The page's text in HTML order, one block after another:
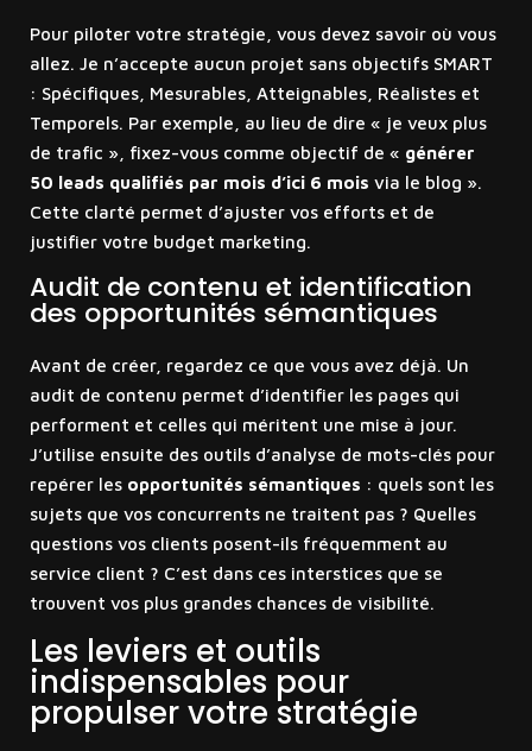
Pour piloter votre stratégie, vous devez savoir où vous
allez. Je n’accepte aucun projet sans objectifs SMART
: Spécifiques, Mesurables, Atteignables, Réalistes et
Temporels. Par exemple, au lieu de dire « je veux plus
de trafic », fixez-vous comme objectif de « générer
50 leads qualifiés par mois d’ici 6 mois via le blog ».
Cette clarté permet d’ajuster vos efforts et de
justifier votre budget marketing.
Audit de contenu et identification
des opportunités sémantiques
Avant de créer, regardez ce que vous avez déjà. Un
audit de contenu permet d’identifier les pages qui
performent et celles qui méritent une mise à jour.
J’utilise ensuite des outils d’analyse de mots-clés pour
repérer les opportunités sémantiques : quels sont les
sujets que vos concurrents ne traitent pas ? Quelles
questions vos clients posent-ils fréquemment au
service client ? C’est dans ces interstices que se
trouvent vos plus grandes chances de visibilité.
Les leviers et outils
indispensables pour
propulser votre stratégie